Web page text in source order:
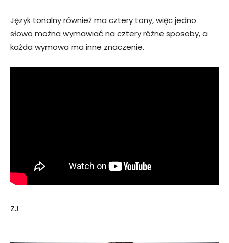
Język tonalny również ma cztery tony, więc jedno
słowo można wymawiać na cztery różne sposoby, a
każda wymowa ma inne znaczenie.
ZJ